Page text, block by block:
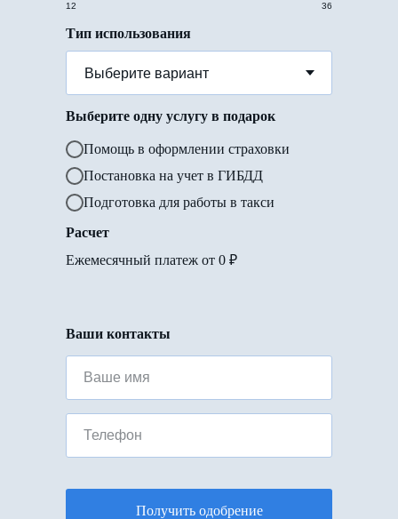
12 36
Тип использования
Выберите одну услугу в подарок
Помощь в оформлении страховки
Постановка на учет в ГИБДД
Подготовка для работы в такси
Расчет
Ежемесячный платеж от 0 ₽
Ваши контакты
Ваше имя
Телефон
Получить одобрение